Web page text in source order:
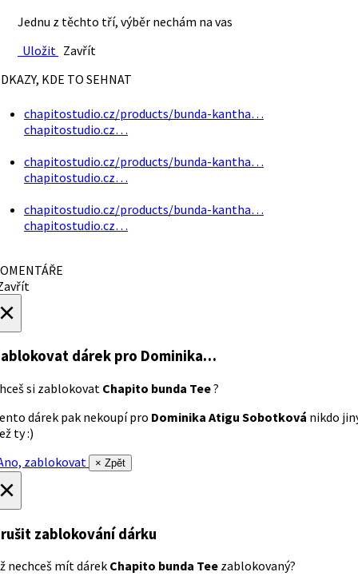
Jednu z těchto tří, výběr nechám na vas
Uložit Zavřít
KDE TO SEHNAT
chapitostudio.cz/products/bunda-kantha…
chapitostudio.cz…
chapitostudio.cz/products/bunda-kantha…
chapitostudio.cz…
chapitostudio.cz/products/bunda-kantha…
chapitostudio.cz…
dárek pro Dominika…
si zablokovat Chapito bunda Tee?
dárek pak nekoupí pro Dominika Atigu Sobotková nikdo
ty :)
zablokovat
× Zpět
zablokování dárku
nechceš mít dárek Chapito bunda Tee zablokovaný?